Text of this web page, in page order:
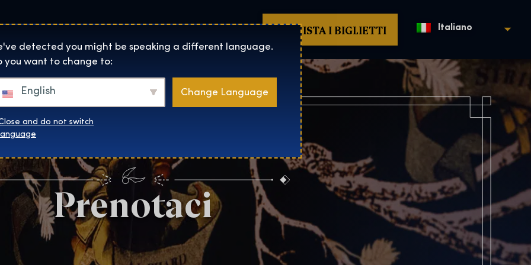
Exhibition home page
Sedi Informazioni su Negozio ACQUISTA I BIGLIETTI Italiano
Prenotaci
detected you might be speaking a different language.
you want to change to:
English Change Language
and do not switch